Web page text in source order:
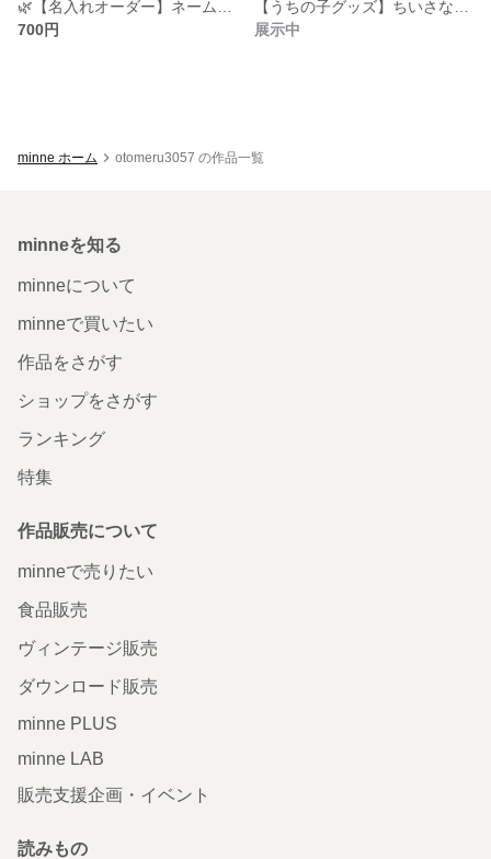
700円
展示中
minne ホーム otomeru3057 の作品一覧
minneを知る
minneについて
minneで買いたい
作品をさがす
ショップをさがす
ランキング
特集
作品販売について
minneで売りたい
食品販売
ヴィンテージ販売
ダウンロード販売
minne PLUS
minne LAB
販売支援企画・イベント
読みもの